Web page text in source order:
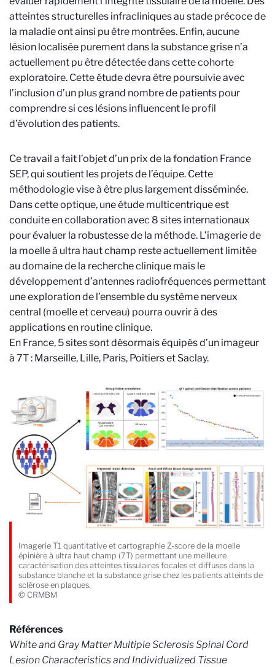
atteintes structurelles infracliniques au stade précoce de
la maladie ont ainsi pu être montrées. Enfin, aucune
lésion localisée purement dans la substance grise n’a
actuellement pu être détectée dans cette cohorte
exploratoire. Cette étude devra être poursuivie avec
l’inclusion d’un plus grand nombre de patients pour
comprendre si ces lésions influencent le profil
d’évolution des patients.
Ce travail a fait l’objet d’un prix de la fondation France
SEP, qui soutient les projets de l’équipe. Cette
méthodologie vise à être plus largement disséminée.
Dans cette optique, une étude multicentrique est
conduite en collaboration avec 8 sites internationaux
pour évaluer la robustesse de la méthode. L’imagerie de
la moelle à ultra haut champ reste actuellement limitée
au domaine de la recherche clinique mais le
développement d’antennes radiofréquences permettant
une exploration de l’ensemble du système nerveux
central (moelle et cerveau) pourra ouvrir à des
applications en routine clinique.
En France, 5 sites sont désormais équipés d’un imageur
à 7T : Marseille, Lille, Paris, Poitiers et Saclay.
Imagerie T1 quantitative et cartographie Z-score de la moelle
épinière à ultra haut champ (7T) permettant une meilleure
caractérisation des atteintes tissulaires focales et diffuses dans la
substance blanche et la substance grise chez les patients atteints de
sclérose en plaques.
© CRMBM
Références
White and Gray Matter Multiple Sclerosis Spinal Cord
Lesion Characteristics and Individualized Tissue